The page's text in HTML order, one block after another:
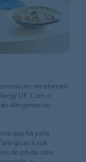
receberam
UK. Com o
alérgenos ou
que há pelo
à sua
do pó da casa